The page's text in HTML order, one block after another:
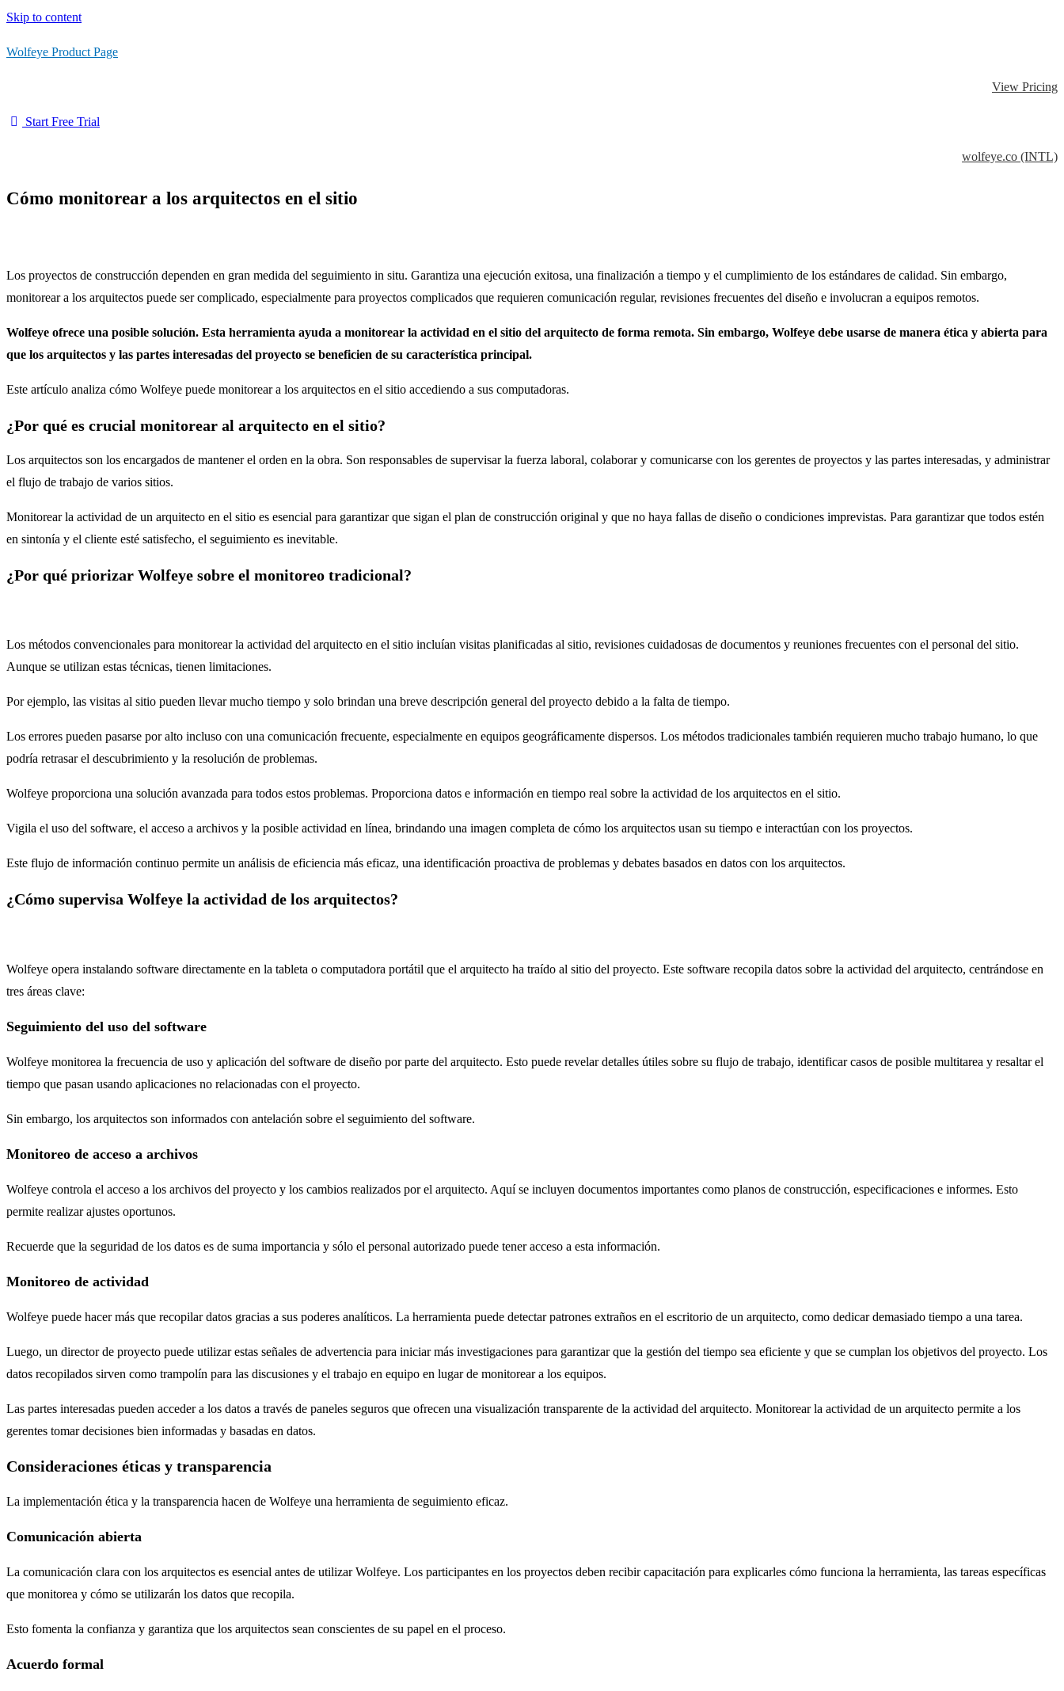
Skip to content
Wolfeye Product Page
View Pricing
Start Free Trial
wolfeye.co (INTL)
Cómo monitorear a los arquitectos en el sitio
Los proyectos de construcción dependen en gran medida del seguimiento in situ. Garantiza una ejecución exitosa, una finalización a tiempo y el cumplimiento de los estándares de calidad. Sin embargo,
monitorear a los arquitectos puede ser complicado, especialmente para proyectos complicados que requieren comunicación regular, revisiones frecuentes del diseño e involucran a equipos remotos.
Wolfeye ofrece una posible solución. Esta herramienta ayuda a monitorear la actividad en el sitio del arquitecto de forma remota. Sin embargo, Wolfeye debe usarse de manera ética y abierta para
que los arquitectos y las partes interesadas del proyecto se beneficien de su característica principal.
Este artículo analiza cómo Wolfeye puede monitorear a los arquitectos en el sitio accediendo a sus computadoras.
¿Por qué es crucial monitorear al arquitecto en el sitio?
Los arquitectos son los encargados de mantener el orden en la obra. Son responsables de supervisar la fuerza laboral, colaborar y comunicarse con los gerentes de proyectos y las partes interesadas, y administrar
el flujo de trabajo de varios sitios.
Monitorear la actividad de un arquitecto en el sitio es esencial para garantizar que sigan el plan de construcción original y que no haya fallas de diseño o condiciones imprevistas. Para garantizar que todos estén
en sintonía y el cliente esté satisfecho, el seguimiento es inevitable.
¿Por qué priorizar Wolfeye sobre el monitoreo tradicional?
Los métodos convencionales para monitorear la actividad del arquitecto en el sitio incluían visitas planificadas al sitio, revisiones cuidadosas de documentos y reuniones frecuentes con el personal del sitio.
Aunque se utilizan estas técnicas, tienen limitaciones.
Por ejemplo, las visitas al sitio pueden llevar mucho tiempo y solo brindan una breve descripción general del proyecto debido a la falta de tiempo.
Los errores pueden pasarse por alto incluso con una comunicación frecuente, especialmente en equipos geográficamente dispersos. Los métodos tradicionales también requieren mucho trabajo humano, lo que
podría retrasar el descubrimiento y la resolución de problemas.
Wolfeye proporciona una solución avanzada para todos estos problemas. Proporciona datos e información en tiempo real sobre la actividad de los arquitectos en el sitio.
Vigila el uso del software, el acceso a archivos y la posible actividad en línea, brindando una imagen completa de cómo los arquitectos usan su tiempo e interactúan con los proyectos.
Este flujo de información continuo permite un análisis de eficiencia más eficaz, una identificación proactiva de problemas y debates basados ​​en datos con los arquitectos.
¿Cómo supervisa Wolfeye la actividad de los arquitectos?
Wolfeye opera instalando software directamente en la tableta o computadora portátil que el arquitecto ha traído al sitio del proyecto. Este software recopila datos sobre la actividad del arquitecto, centrándose en
tres áreas clave:
Seguimiento del uso del software
Wolfeye monitorea la frecuencia de uso y aplicación del software de diseño por parte del arquitecto. Esto puede revelar detalles útiles sobre su flujo de trabajo, identificar casos de posible multitarea y resaltar el
tiempo que pasan usando aplicaciones no relacionadas con el proyecto.
Sin embargo, los arquitectos son informados con antelación sobre el seguimiento del software.
Monitoreo de acceso a archivos
Wolfeye controla el acceso a los archivos del proyecto y los cambios realizados por el arquitecto. Aquí se incluyen documentos importantes como planos de construcción, especificaciones e informes. Esto
permite realizar ajustes oportunos.
Recuerde que la seguridad de los datos es de suma importancia y sólo el personal autorizado puede tener acceso a esta información.
Monitoreo de actividad
Wolfeye puede hacer más que recopilar datos gracias a sus poderes analíticos. La herramienta puede detectar patrones extraños en el escritorio de un arquitecto, como dedicar demasiado tiempo a una tarea.
Luego, un director de proyecto puede utilizar estas señales de advertencia para iniciar más investigaciones para garantizar que la gestión del tiempo sea eficiente y que se cumplan los objetivos del proyecto. Los
datos recopilados sirven como trampolín para las discusiones y el trabajo en equipo en lugar de monitorear a los equipos.
Las partes interesadas pueden acceder a los datos a través de paneles seguros que ofrecen una visualización transparente de la actividad del arquitecto. Monitorear la actividad de un arquitecto permite a los
gerentes tomar decisiones bien informadas y basadas en datos.
Consideraciones éticas y transparencia
La implementación ética y la transparencia hacen de Wolfeye una herramienta de seguimiento eficaz.
Comunicación abierta
La comunicación clara con los arquitectos es esencial antes de utilizar Wolfeye. Los participantes en los proyectos deben recibir capacitación para explicarles cómo funciona la herramienta, las tareas específicas
que monitorea y cómo se utilizarán los datos que recopila.
Esto fomenta la confianza y garantiza que los arquitectos sean conscientes de su papel en el proceso.
Acuerdo formal